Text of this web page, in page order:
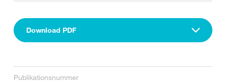
Download PDF
Publikationsnummer